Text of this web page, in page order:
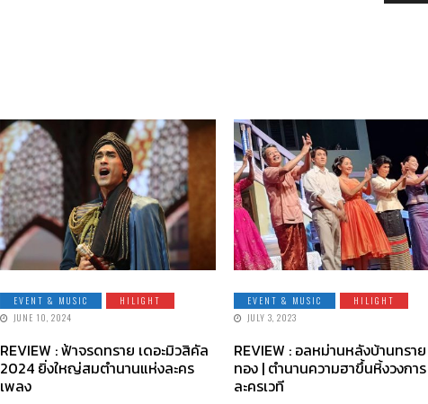
EVENT & MUSIC
HILIGHT
JUNE 10, 2024
REVIEW : ฟ้าจรดทราย เดอะมิวสิคัล
2024 ยิ่งใหญ่สมตำนานแห่งละคร
เพลง
EVENT & MUSIC
HILIGHT
JULY 3, 2023
REVIEW : อลหม่านหลังบ้านทราย
ทอง | ตำนานความฮาขึ้นหิ้งวงการ
ละครเวที